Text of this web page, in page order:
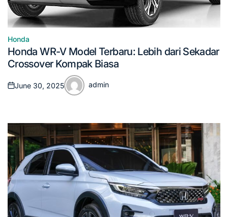
Posted
in
Honda
Honda WR-V Model Terbaru: Lebih dari Sekadar
Crossover Kompak Biasa
Posted
June 30, 2025
Posted
admin